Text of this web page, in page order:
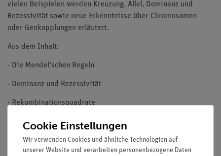
vielen Beispielen werden Kreuzung, Allel, Dominanz und
Rezessivität sowie neue Erkenntnisse über Chromosomen
oder Genkopplungen erläutert.
Aus dem Inhalt:
- Die Mendel‘schen Regeln
- Dominanz und Rezessivität
- Rekombinationsquadrate
26 Minuten Spieldauer, Begleitheft
Zielgruppe: ab 7. Schuljahr
Cookie Einstellungen
Wir verwenden Cookies und ähnliche Technologien auf
unserer Website und verarbeiten personenbezogene Daten